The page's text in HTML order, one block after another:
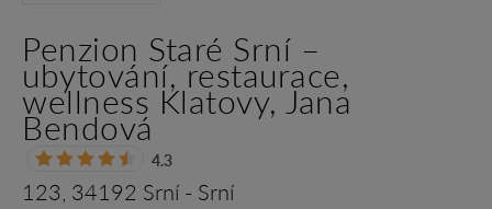
Penzion Staré Srní –
ubytování, restaurace,
wellness Klatovy, Jana
Bendová
4.3
123, 34192 Srní - Srní